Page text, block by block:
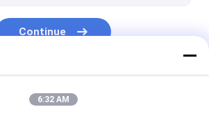
Continue
6:32 AM